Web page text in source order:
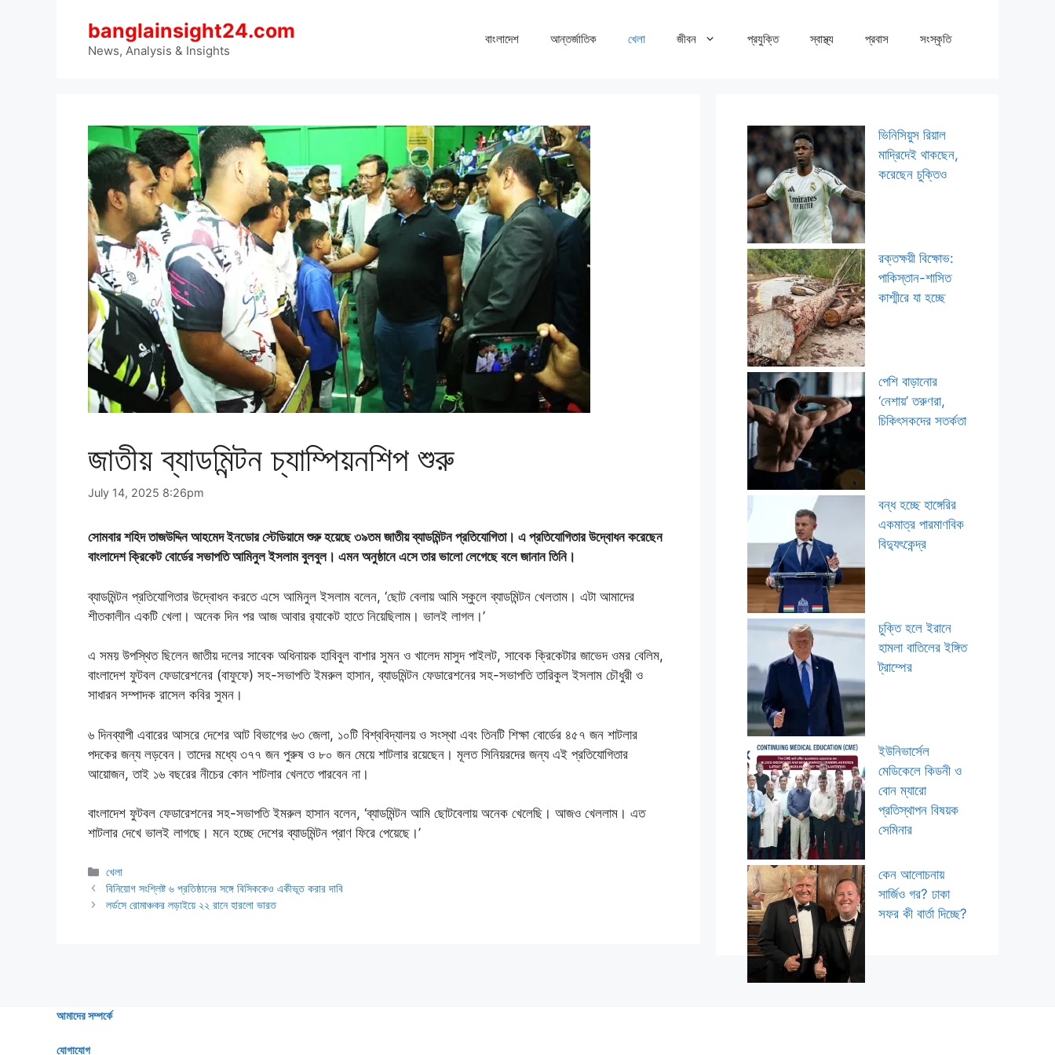
banglainsight24.com
News, Analysis & Insights
বাংলাদেশ আন্তর্জাতিক খেলা জীবন প্রযুক্তি স্বাস্থ্য প্রবাস সংস্কৃতি
জাতীয় ব্যাডমিন্টন চ্যাম্পিয়নশিপ শুরু
July 14, 2025 8:26pm
সোমবার শহিদ তাজউদ্দিন আহমেদ ইনডোর স্টেডিয়ামে শুরু হয়েছে ৩৯তম জাতীয় ব্যাডমিন্টন প্রতিযোগিতা। এ প্রতিযোগিতার উদ্বোধন করেছেন
বাংলাদেশ ক্রিকেট বোর্ডের সভাপতি আমিনুল ইসলাম বুলবুল। এমন অনুষ্ঠানে এসে তার ভালো লেগেছে বলে জানান তিনি।
ব্যাডমিন্টন প্রতিযোগিতার উদ্বোধন করতে এসে আমিনুল ইসলাম বলেন, ‘ছোট বেলায় আমি স্কুলে ব্যাডমিন্টন খেলতাম। এটা আমাদের
শীতকালীন একটি খেলা। অনেক দিন পর আজ আবার র‌্যাকেট হাতে নিয়েছিলাম। ভালই লাগল।’
এ সময় উপস্থিত ছিলেন জাতীয় দলের সাবেক অধিনায়ক হাবিবুল বাশার সুমন ও খালেদ মাসুদ পাইলট, সাবেক ক্রিকেটার জাভেদ ওমর বেলিম,
বাংলাদেশ ফুটবল ফেডারেশনের (বাফুফে) সহ-সভাপতি ইমরুল হাসান, ব্যাডমিন্টন ফেডারেশনের সহ-সভাপতি তারিকুল ইসলাম চৌধুরী ও
সাধারন সম্পাদক রাসেল কবির সুমন।
৬ দিনব্যাপী এবারের আসরে দেশের আট বিভাগের ৬৩ জেলা, ১০টি বিশ্ববিদ্যালয় ও সংস্থা এবং তিনটি শিক্ষা বোর্ডের ৪৫৭ জন শাটলার
পদকের জন্য লড়বেন। তাদের মধ্যে ৩৭৭ জন পুরুষ ও ৮০ জন মেয়ে শাটলার রয়েছেন। মূলত সিনিয়রদের জন্য এই প্রতিযোগিতার
আয়োজন, তাই ১৬ বছরের নীচের কোন শাটলার খেলতে পারবেন না।
বাংলাদেশ ফুটবল ফেডারেশনের সহ-সভাপতি ইমরুল হাসান বলেন, ‘ব্যাডমিন্টন আমি ছোটবেলায় অনেক খেলেছি। আজও খেললাম। এত
শাটলার দেখে ভালই লাগছে। মনে হচ্ছে দেশের ব্যাডমিন্টন প্রাণ ফিরে পেয়েছে।’
Categories
খেলা
বিনিয়োগ সংশ্লিষ্ট ৬ প্রতিষ্ঠানের সঙ্গে বিসিককেও একীভূত করার দাবি
লর্ডসে রোমাঞ্চকর লড়াইয়ে ২২ রানে হারলো ভারত
ভিনিসিয়ুস রিয়াল
মাদ্রিদেই থাকছেন,
করেছেন চুক্তিও
রক্তক্ষয়ী বিক্ষোভ:
পাকিস্তান-শাসিত
কাশ্মীরে যা হচ্ছে
পেশি বাড়ানোর
‘নেশায়’ তরুণরা,
চিকিৎসকদের সতর্কতা
বন্ধ হচ্ছে হাঙ্গেরির
একমাত্র পারমাণবিক
বিদ্যুৎকেন্দ্র
চুক্তি হলে ইরানে
হামলা বাতিলের ইঙ্গিত
ট্রাম্পের
ইউনিভার্সেল
মেডিকেলে কিডনী ও
বোন ম্যারো
প্রতিস্থাপন বিষয়ক
সেমিনার
কেন আলোচনায়
সার্জিও গর? ঢাকা
সফর কী বার্তা দিচ্ছে?
আমাদের সম্পর্কে
যোগাযোগ